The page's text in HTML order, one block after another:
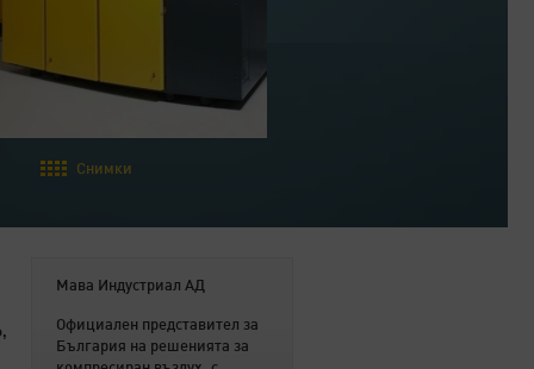
Снимки
Мава Индустриал АД
Официален представител за
България на решенията за